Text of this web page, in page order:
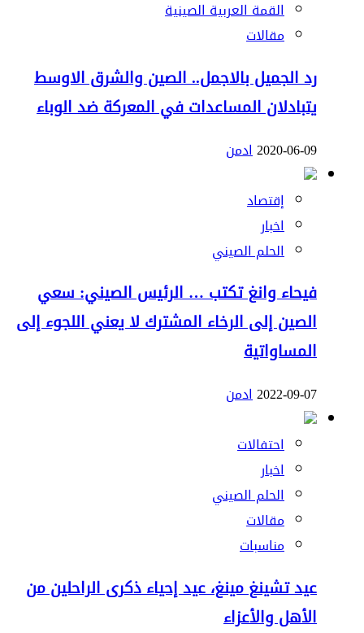
القمة العربية الصينية
مقالات
رد الجميل بالاجمل.. الصين والشرق الاوسط
يتبادلان المساعدات في المعركة ضد الوباء
2020-06-09ادمن
إقتصاد
اخبار
الحلم الصيني
فيحاء وانغ تكتب … الرئيس الصيني: سعي
الصين إلى الرخاء المشترك لا يعني اللجوء إلى
المساواتية
2022-09-07ادمن
احتفالات
اخبار
الحلم الصيني
مقالات
مناسبات
عيد تشينغ مينغ، عيد إحياء ذكرى الراحلين من
الأهل والأعزاء